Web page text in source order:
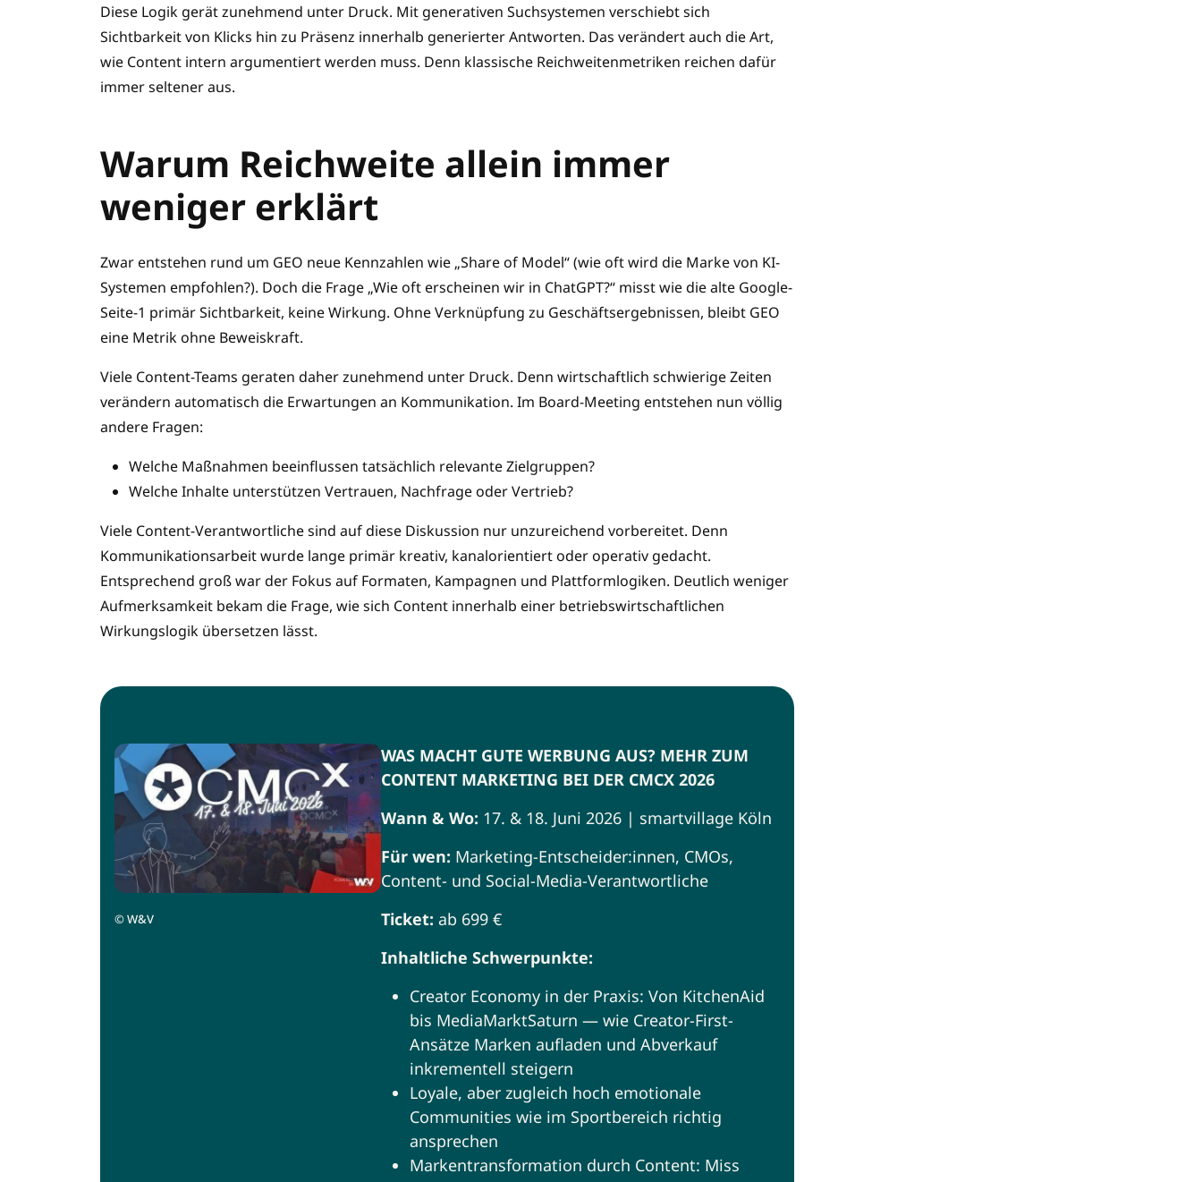
Diese Logik gerät zunehmend unter Druck. Mit generativen Suchsystemen verschiebt sich
Sichtbarkeit von Klicks hin zu Präsenz innerhalb generierter Antworten. Das verändert auch die Art,
wie Content intern argumentiert werden muss. Denn klassische Reichweitenmetriken reichen dafür
immer seltener aus.
Warum Reichweite allein immer
weniger erklärt
Zwar entstehen rund um GEO neue Kennzahlen wie „Share of Model“ (wie oft wird die Marke von KI-
Systemen empfohlen?). Doch die Frage „Wie oft erscheinen wir in ChatGPT?“ misst wie die alte Google-
Seite-1 primär Sichtbarkeit, keine Wirkung. Ohne Verknüpfung zu Geschäftsergebnissen, bleibt GEO
eine Metrik ohne Beweiskraft.
Viele Content-Teams geraten daher zunehmend unter Druck. Denn wirtschaftlich schwierige Zeiten
verändern automatisch die Erwartungen an Kommunikation. Im Board-Meeting entstehen nun völlig
andere Fragen:
Welche Maßnahmen beeinflussen tatsächlich relevante Zielgruppen?
Welche Inhalte unterstützen Vertrauen, Nachfrage oder Vertrieb?
Viele Content-Verantwortliche sind auf diese Diskussion nur unzureichend vorbereitet. Denn
Kommunikationsarbeit wurde lange primär kreativ, kanalorientiert oder operativ gedacht.
Entsprechend groß war der Fokus auf Formaten, Kampagnen und Plattformlogiken. Deutlich weniger
Aufmerksamkeit bekam die Frage, wie sich Content innerhalb einer betriebswirtschaftlichen
Wirkungslogik übersetzen lässt.
©W&V
WAS MACHT GUTE WERBUNG AUS? MEHR ZUM
CONTENT MARKETING BEI DER CMCX 2026
Wann & Wo: 17. & 18. Juni 2026 | smartvillage Köln
Für wen: Marketing-Entscheider:innen, CMOs,
Content- und Social-Media-Verantwortliche
Ticket: ab 699 €
Inhaltliche Schwerpunkte:
Creator Economy in der Praxis: Von KitchenAid
bis MediaMarktSaturn — wie Creator-First-
Ansätze Marken aufladen und Abverkauf
inkrementell steigern
Loyale, aber zugleich hoch emotionale
Communities wie im Sportbereich richtig
ansprechen
Markentransformation durch Content: Miss